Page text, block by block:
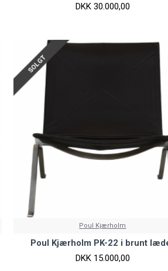
DKK 30.000,00
SOLGT
Poul Kjærholm
Poul Kjærholm PK-22 i brunt
DKK 15.000,00